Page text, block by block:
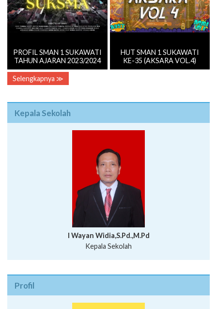
PROFIL SMAN 1 SUKAWATI
TAHUN AJARAN 2023/2024
HUT SMAN 1 SUKAWATI
KE-35 (AKSARA VOL.4)
Selengkapnya ≫
Kepala Sekolah
I Wayan Widia,S.Pd.,M.Pd
Kepala Sekolah
Profil